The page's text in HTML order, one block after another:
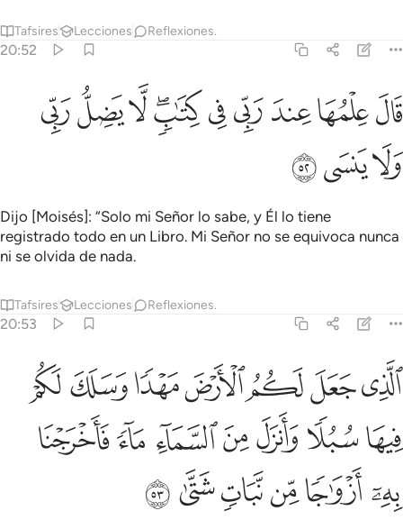
Tafsires Lecciones Reflexiones.
20:52
قال علمها عند ربي في كتاب لا يضل ربي ولا ينسى ٥٢
قَالَ عِلْمُهَا عِندَ رَبِّى فِى كِتَـٰبٍۢ ۖ لَّا يَضِلُّ رَبِّى وَلَا يَنسَى ٥٢
ﱁﱂﱃﱄﱅﱆﱇﱈﱉﱊ
ﱋﱌﱍ
Dijo [Moisés]: “Solo mi Señor lo sabe, y Él lo tiene
registrado todo en un Libro. Mi Señor no se equivoca nunca
ni se olvida de nada.
Tafsires Lecciones Reflexiones.
20:53
الذي جعل لكم الارض مهدا وسلك لكم فيها سبلا وانزل من السماء ماء
ٱلَّذِى جَعَلَ لَكُمُ ٱلْأَرْضَ مَهْدًۭا وَسَلَكَ لَكُمْ فِيهَا سُبُلًۭا وَأَنزَلَ مِنَ
ﱎﱏﱐﱑﱒﱓﱔ
ﱕﱖﱗﱘﱙ ﱚﱛ
ﱜﱝﱞﱟﱠﱡ